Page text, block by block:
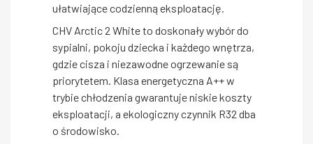
ułatwiające codzienną eksploatację.
CHV Arctic 2 White to doskonały wybór do
sypialni, pokoju dziecka i każdego wnętrza,
gdzie cisza i niezawodne ogrzewanie są
priorytetem. Klasa energetyczna A++ w
trybie chłodzenia gwarantuje niskie koszty
eksploatacji, a ekologiczny czynnik R32 dba
o środowisko.